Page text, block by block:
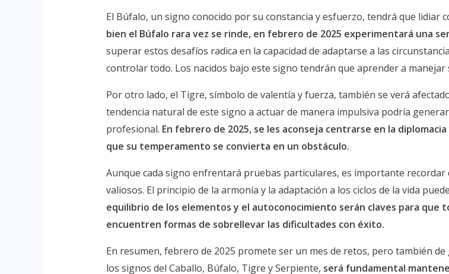
El Búfalo, un signo conocido por su constancia y esfuerzo, tendrá que lidiar
bien el Búfalo rara vez se rinde, en febrero de 2025 experimentará una
superar estos desafíos radica en la capacidad de adaptarse a las
controlar todo. Los nacidos bajo este signo tendrán que aprender a
Por otro lado, el Tigre, símbolo de valentía y fuerza, también se verá
tendencia natural de este signo a actuar de manera impulsiva podría
profesional. En febrero de 2025, se les aconseja centrarse en la
que su temperamento se convierta en un obstáculo.
Aunque cada signo enfrentará pruebas particulares, es importante
valiosos. El principio de la armonía y la adaptación a los ciclos de la vida
equilibrio de los elementos y el autoconocimiento serán claves para que
encuentren formas de sobrellevar las dificultades con éxito.
En resumen, febrero de 2025 promete ser un mes de retos, pero también
los signos del Caballo, Búfalo, Tigre y Serpiente, será fundamental